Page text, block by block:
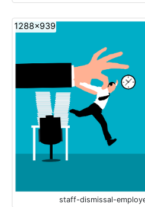
1288x939
staff-dismissal-